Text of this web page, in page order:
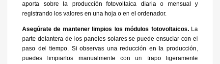
aporta sobre la producción fotovoltaica diaria o mensual y
registrando los valores en una hoja o en el ordenador.
Asegúrate de mantener limpios los módulos fotovoltaicos.La
parte delantera de los paneles solares se puede ensuciar con el
paso del tiempo. Si observas una reducción en la producción,
puedes limpiarlos manualmente con un trapo ligeramente